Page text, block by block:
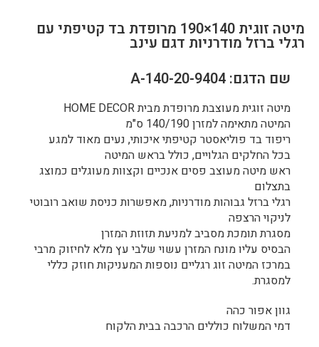
מיטה זוגית 140×190 מרופדת בד קטיפתי עם
רגלי ברזל מודרניות דגם עינב
שם הדגם: 9404-A-140-20
מיטה זוגית מעוצבת מרופדת מבית HOME DECOR
המיטה מתאימה למזרן 140/190 ס"מ
ריפוד בד פוליאסטר קטיפתי איכותי, נעים מאוד למגע
בכל החלקים הגלויים, כולל בראש המיטה
ראש מיטה מעוצב פסים אנכיים וקצוות מעוגלים כמוצג
בתצלום
רגלי ברזל גבוהות מודרניות, מאפשרות כניסת שואב רובוטי
לניקוי הרצפה
מסגרת תומכת מסביב למניעת תזוזת המזרן
הבסיס עליו מונח המזרן עשוי שלבי עץ מלא לחיזוק מרבי
במרכז המיטה זוג רגליים נוספות המעניקות חוזק כללי
למסגרת.
גוון אפור כהה
דמי המשלוח כוללים הרכבה בבית הלקוח